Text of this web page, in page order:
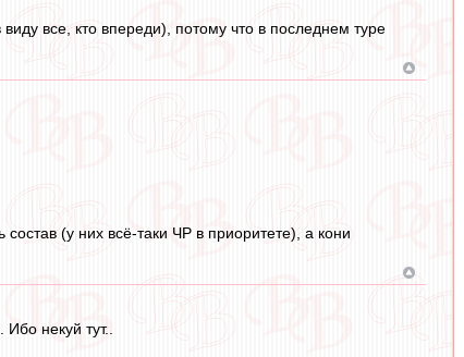
все, кто впереди), потому что в последнем туре
(у них всё-таки ЧР в приоритете), а кони
некуй тут..